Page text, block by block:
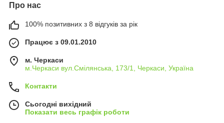
Про нас
100% позитивних з 8 відгуків за рік
Працює з 09.01.2010
м. Черкаси
м.Черкаси вул.Смілянська, 173/1, Черкаси, Україна
Контакти
Сьогодні вихідний
Показати весь графік роботи